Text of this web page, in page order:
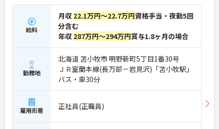
給料
月収 22.1万円～22.7万円資格手当・夜勤5回
分含む
年収 287万円～294万円賞与1.8ヶ月の場合
勤務地
北海道 苫小牧市 明野新町5丁目1番30号
ＪＲ室蘭本線(長万部－岩見沢)「苫小牧駅」
バス・車30分
雇用形態 正社員(正職員)